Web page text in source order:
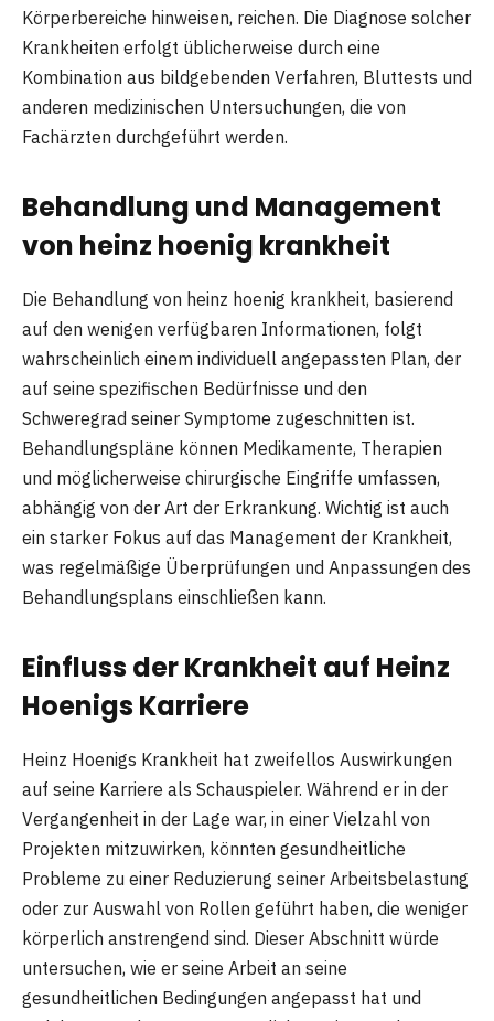
Körperbereiche hinweisen, reichen. Die Diagnose solcher
Krankheiten erfolgt üblicherweise durch eine
Kombination aus bildgebenden Verfahren, Bluttests und
anderen medizinischen Untersuchungen, die von
Fachärzten durchgeführt werden.
Behandlung und Management
von heinz hoenig krankheit
Die Behandlung von heinz hoenig krankheit, basierend
auf den wenigen verfügbaren Informationen, folgt
wahrscheinlich einem individuell angepassten Plan, der
auf seine spezifischen Bedürfnisse und den
Schweregrad seiner Symptome zugeschnitten ist.
Behandlungspläne können Medikamente, Therapien
und möglicherweise chirurgische Eingriffe umfassen,
abhängig von der Art der Erkrankung. Wichtig ist auch
ein starker Fokus auf das Management der Krankheit,
was regelmäßige Überprüfungen und Anpassungen des
Behandlungsplans einschließen kann.
Einfluss der Krankheit auf Heinz
Hoenigs Karriere
Heinz Hoenigs Krankheit hat zweifellos Auswirkungen
auf seine Karriere als Schauspieler. Während er in der
Vergangenheit in der Lage war, in einer Vielzahl von
Projekten mitzuwirken, könnten gesundheitliche
Probleme zu einer Reduzierung seiner Arbeitsbelastung
oder zur Auswahl von Rollen geführt haben, die weniger
körperlich anstrengend sind. Dieser Abschnitt würde
untersuchen, wie er seine Arbeit an seine
gesundheitlichen Bedingungen angepasst hat und